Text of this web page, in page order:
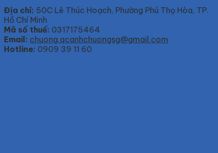
Địa chỉ: 50C Lê Thúc Hoạch, Phường Phú Thọ Hòa, TP.
Hồ Chí Minh
Mã số thuế: 0317175464
Email: chuong.qcanhchuongsg@gmail.com
Hotline: 0909 39 11 60